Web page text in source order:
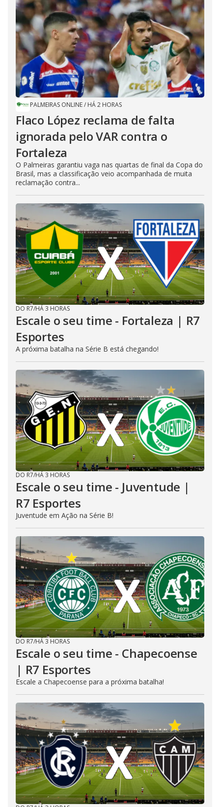
PALMEIRAS ONLINE/ HÁ 2 HORAS
Flaco López reclama de falta
ignorada pelo VAR contra o
Fortaleza
O Palmeiras garantiu vaga nas quartas de final da Copa do
Brasil, mas a classificação veio acompanhada de muita
reclamação contra...
DO R7/HÁ 3 HORAS
Escale o seu time - Fortaleza | R7
Esportes
A próxima batalha na Série B está chegando!
DO R7/HÁ 3 HORAS
Escale o seu time - Juventude |
R7 Esportes
Juventude em Ação na Série B!
DO R7/HÁ 3 HORAS
Escale o seu time - Chapecoense
| R7 Esportes
Escale a Chapecoense para a próxima batalha!